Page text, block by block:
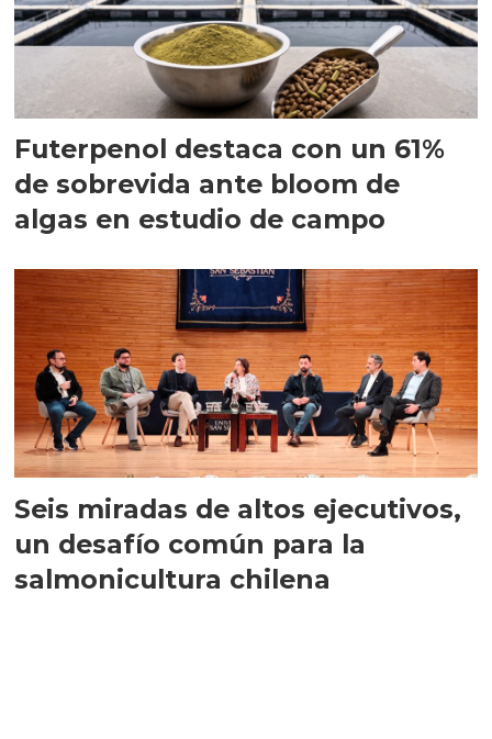
Futerpenol destaca con un 61%
de sobrevida ante bloom de
algas en estudio de campo
Seis miradas de altos ejecutivos,
un desafío común para la
salmonicultura chilena